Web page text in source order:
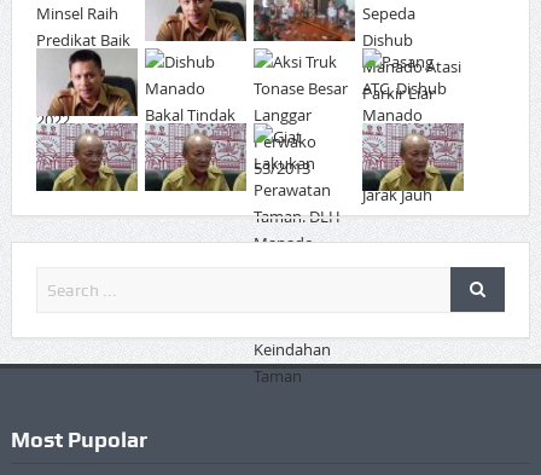
Most Pupolar